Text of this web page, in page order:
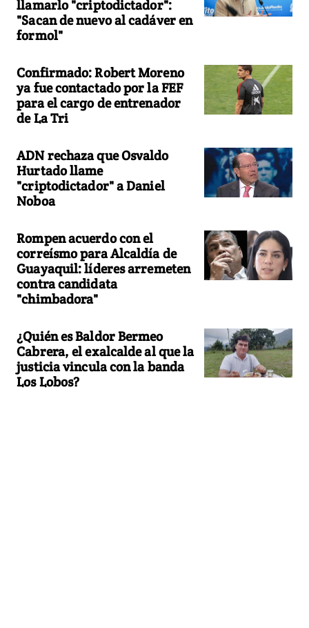
llamarlo "criptodictador":
"Sacan de nuevo al cadáver en
formol"
Confirmado: Robert Moreno
ya fue contactado por la FEF
para el cargo de entrenador
de La Tri
ADN rechaza que Osvaldo
Hurtado llame
"criptodictador" a Daniel
Noboa
Rompen acuerdo con el
correísmo para Alcaldía de
Guayaquil: líderes arremeten
contra candidata
"chimbadora"
¿Quién es Baldor Bermeo
Cabrera, el exalcalde al que la
justicia vincula con la banda
Los Lobos?